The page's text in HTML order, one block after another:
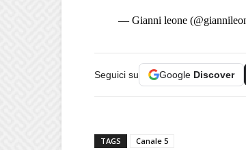
— Gianni leone
Seguici su Google Discover
TAGS Canale 5